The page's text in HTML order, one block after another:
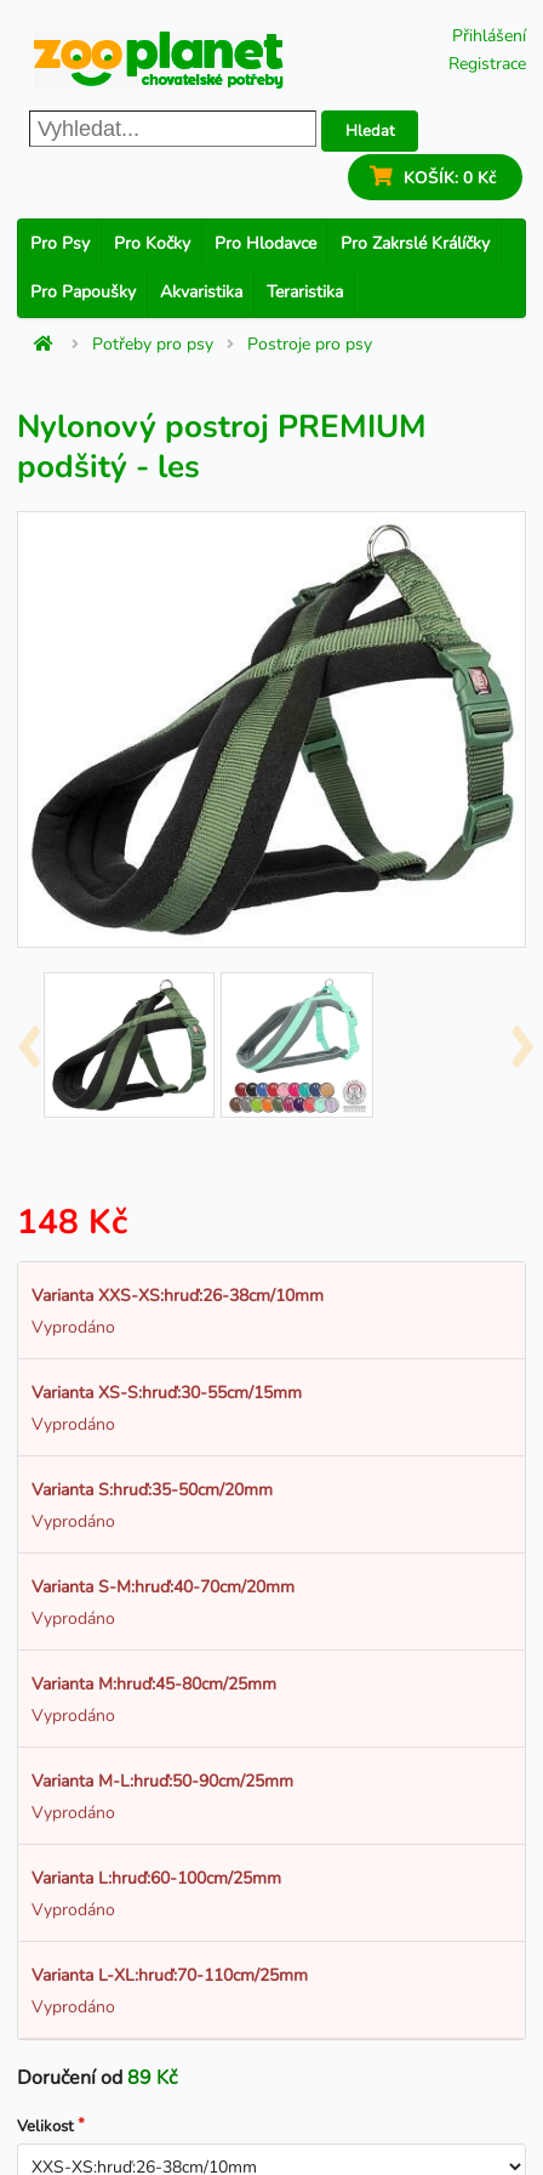
Přihlášení
Registrace
Hledat
KOŠÍK: 0 Kč
Pro Psy Pro Kočky Pro Hlodavce Pro Zakrslé Králíčky
Pro Papoušky Akvaristika Teraristika
Potřeby pro psy Postroje pro psy
Nylonový postroj PREMIUM
podšitý - les
148 Kč
Varianta XXS-XS:hruď:26-38cm/10mm
Vyprodáno
Varianta XS-S:hruď:30-55cm/15mm
Vyprodáno
Varianta S:hruď:35-50cm/20mm
Vyprodáno
Varianta S-M:hruď:40-70cm/20mm
Vyprodáno
Varianta M:hruď:45-80cm/25mm
Vyprodáno
Varianta M-L:hruď:50-90cm/25mm
Vyprodáno
Varianta L:hruď:60-100cm/25mm
Vyprodáno
Varianta L-XL:hruď:70-110cm/25mm
Vyprodáno
Doručení od89 Kč
Velikost